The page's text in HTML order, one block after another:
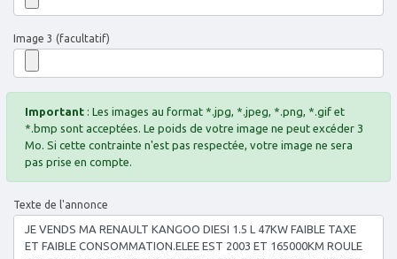
Image 3 (facultatif)
Important : Les images au format *.jpg, *.jpeg, *.png, *.gif et
*.bmp sont acceptées. Le poids de votre image ne peut excéder 3
Mo. Si cette contrainte n'est pas respectée, votre image ne sera
pas prise en compte.
Texte de l'annonce